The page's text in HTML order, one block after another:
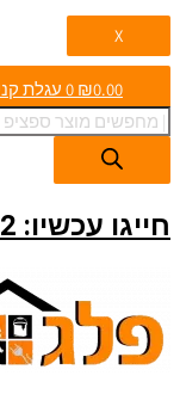
X
₪0.00
0 עגלת
חייגו עכשיו: 046060222